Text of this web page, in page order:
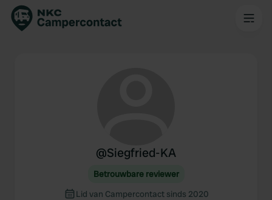
@Siegfried-KA
Betrouwbare reviewer
Lid van Campercontact sinds 2020